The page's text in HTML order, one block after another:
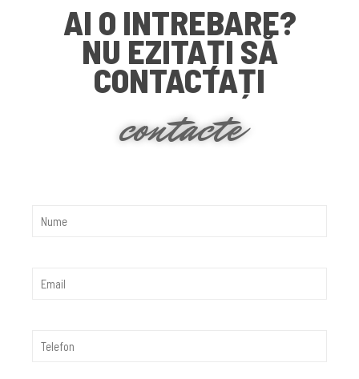
AI O INTREBARE?
NU EZITAȚI SĂ
CONTACTAȚI
contacte